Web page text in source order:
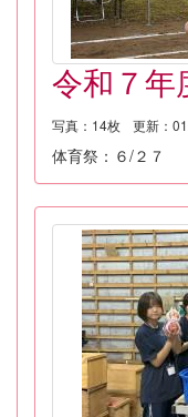
令和７
写真：14枚 更新：
体育祭：６/２７